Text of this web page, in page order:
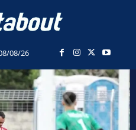
08/26